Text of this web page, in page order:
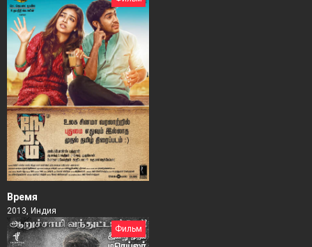
Время
2013, Индия
Фильм